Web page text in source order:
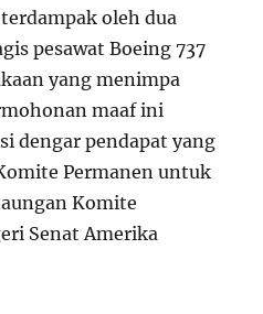
oleh dua
pesawat Boeing 737
yang menimpa
maaf ini
dengar pendapat yang
Permanen untuk
Komite
Senat Amerika